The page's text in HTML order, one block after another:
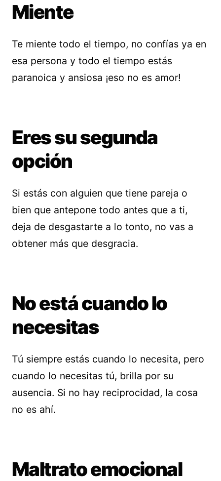
Miente
Te miente todo el tiempo, no confías ya en
esa persona y todo el tiempo estás
paranoica y ansiosa ¡eso no es amor!
Eres su segunda
opción
Si estás con alguien que tiene pareja o
bien que antepone todo antes que a ti,
deja de desgastarte a lo tonto, no vas a
obtener más que desgracia.
No está cuando lo
necesitas
Tú siempre estás cuando lo necesita, pero
cuando lo necesitas tú, brilla por su
ausencia. Si no hay reciprocidad, la cosa
no es ahí.
Maltrato emocional